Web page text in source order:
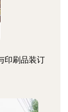
印刷品装订